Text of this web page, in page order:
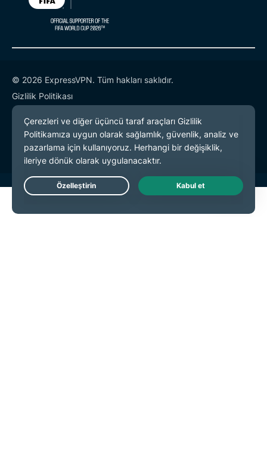
© 2026 ExpressVPN. Tüm hakları saklıdır.
Gizlilik Politikası
Hizmet Koşulları
Çerez Tercihleri
Live Chat